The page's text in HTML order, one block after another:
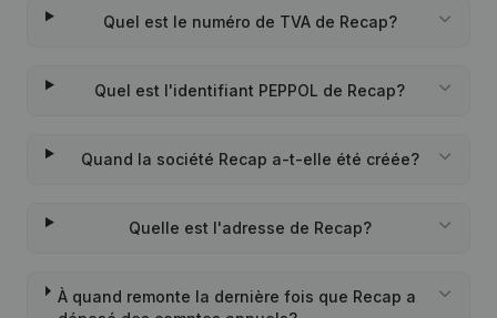
Quel est le numéro de TVA de Recap?
Quel est l'identifiant PEPPOL de Recap?
Quand la société Recap a-t-elle été créée?
Quelle est l'adresse de Recap?
À quand remonte la dernière fois que Recap a